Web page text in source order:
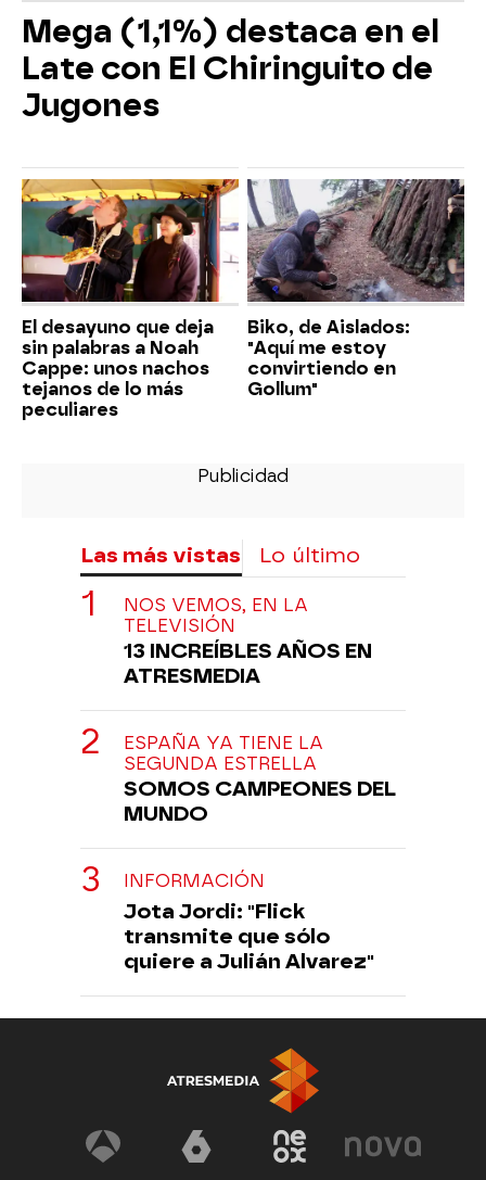
Mega (1,1%) destaca en el
Late con El Chiringuito de
Jugones
El desayuno que deja
sin palabras a Noah
Cappe: unos nachos
tejanos de lo más
peculiares
Biko, de Aislados:
"Aquí me estoy
convirtiendo en
Gollum"
Las más vistas Lo último
NOS VEMOS, EN LA
TELEVISIÓN
13 INCREÍBLES AÑOS EN
ATRESMEDIA
ESPAÑA YA TIENE LA
SEGUNDA ESTRELLA
SOMOS CAMPEONES DEL
MUNDO
INFORMACIÓN
Jota Jordi: "Flick
transmite que sólo
quiere a Julián Alvarez"